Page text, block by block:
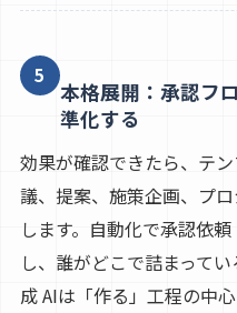
5
本格展開：承認フ
準化する
効果が確認できたら、テ
議、提案、施策企画、プ
します。自動化で承認依
し、誰がどこで詰まって
成 AIは「作る」工程の中